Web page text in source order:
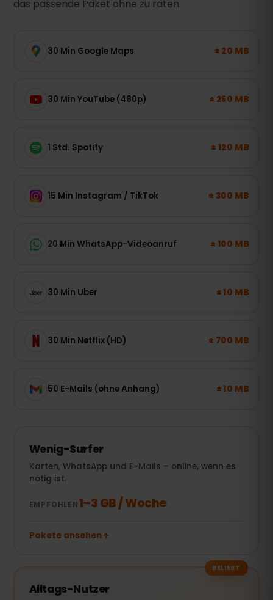
das passende Paket ohne zu raten.
30 Min Google Maps ± 20 MB
30 Min YouTube (480p) ± 250 MB
1 Std. Spotify ± 120 MB
15 Min Instagram / TikTok ± 300 MB
20 Min WhatsApp-Videoanruf ± 100 MB
30 Min Uber ± 10 MB
30 Min Netflix (HD) ± 700 MB
50 E-Mails (ohne Anhang) ± 10 MB
Wenig-Surfer
Karten, WhatsApp und E-Mails – online, wenn es
nötig ist.
EMPFOHLEN1–3 GB / Woche
Pakete ansehen
BELIEBT
Alltags-Nutzer